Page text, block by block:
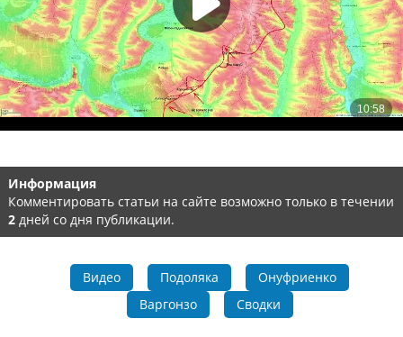
Информация
Комментировать статьи на сайте возможно только в течении
2 дней со дня публикации.
Видео Подоляка
Онуфриенко
Варгонзо
Сводки